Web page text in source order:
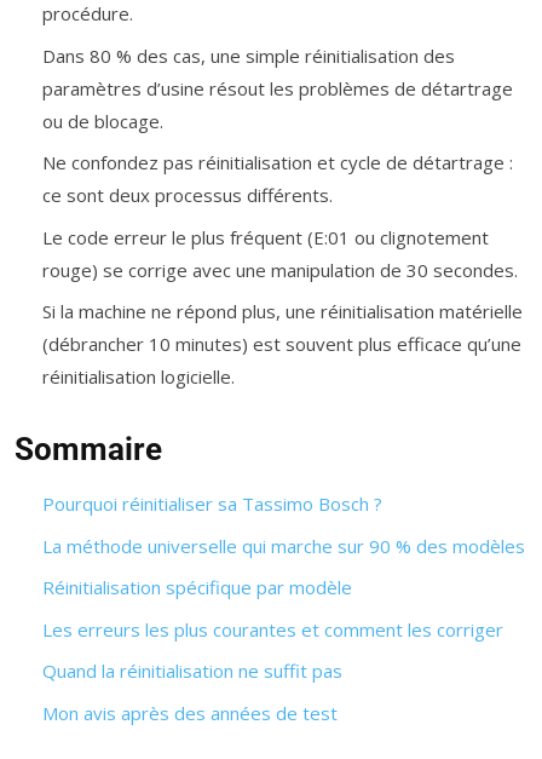
procédure.
Dans 80 % des cas, une simple réinitialisation des
paramètres d’usine résout les problèmes de détartrage
ou de blocage.
Ne confondez pas réinitialisation et cycle de détartrage :
ce sont deux processus différents.
Le code erreur le plus fréquent (E:01 ou clignotement
rouge) se corrige avec une manipulation de 30 secondes.
Si la machine ne répond plus, une réinitialisation matérielle
(débrancher 10 minutes) est souvent plus efficace qu’une
réinitialisation logicielle.
Sommaire
Pourquoi réinitialiser sa Tassimo Bosch ?
La méthode universelle qui marche sur 90 % des modèles
Réinitialisation spécifique par modèle
Les erreurs les plus courantes et comment les corriger
Quand la réinitialisation ne suffit pas
Mon avis après des années de test